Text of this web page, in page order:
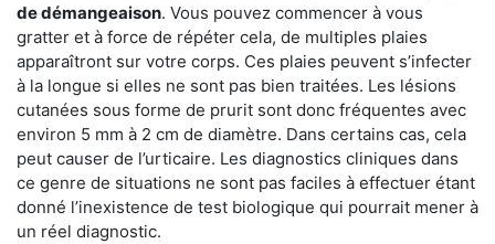
de démangeaison. Vous pouvez commencer à vous
gratter et à force de répéter cela, de multiples plaies
apparaîtront sur votre corps. Ces plaies peuvent s’infecter
à la longue si elles ne sont pas bien traitées. Les lésions
cutanées sous forme de prurit sont donc fréquentes avec
environ 5 mm à 2 cm de diamètre. Dans certains cas, cela
peut causer de l’urticaire. Les diagnostics cliniques dans
ce genre de situations ne sont pas faciles à effectuer étant
donné l’inexistence de test biologique qui pourrait mener à
un réel diagnostic.